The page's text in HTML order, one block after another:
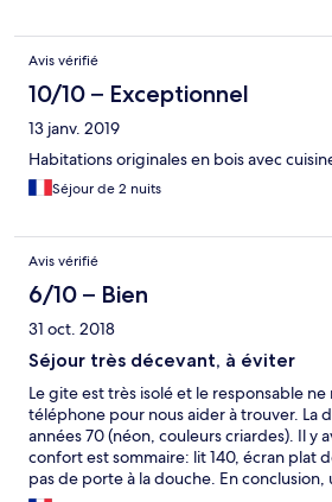
Avis vérifié
10/10 – Exceptionnel
13 janv. 2019
Habitations originales en bois avec
Séjour de 2 nuits
Avis vérifié
6/10 – Bien
31 oct. 2018
Séjour très décevant, à éviter
Le gite est très isolé et le responsable
téléphone pour nous aider à trouver. La
années 70 (néon, couleurs criardes). Il y
confort est sommaire: lit 140, écran plat
pas de porte à la douche. En